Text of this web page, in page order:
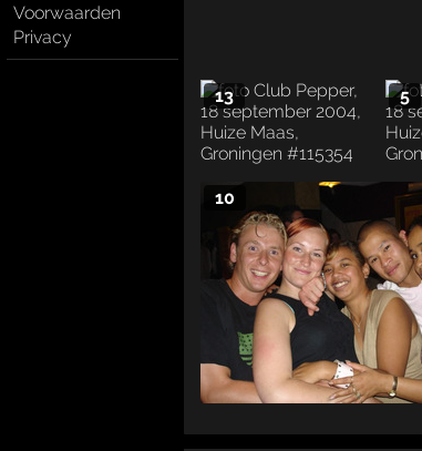
Voorwaarden
Privacy
13 5
10